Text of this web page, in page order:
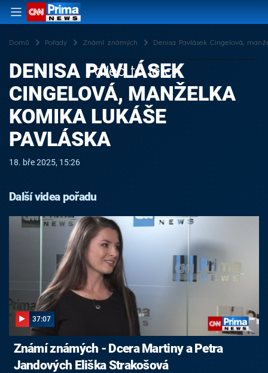
Domů Pořady Známí známých Denisa Pavlásek Cingelová,
Failed to fetch
DENISA PAVLÁSEK
CINGELOVÁ, MANŽELKA
KOMIKA LUKÁŠE
PAVLÁSKA
18. bře 2025, 15:26
Další videa pořadu
37:07
Známí známých - Dcera Martiny a Petra
Jandových Eliška Strakošová